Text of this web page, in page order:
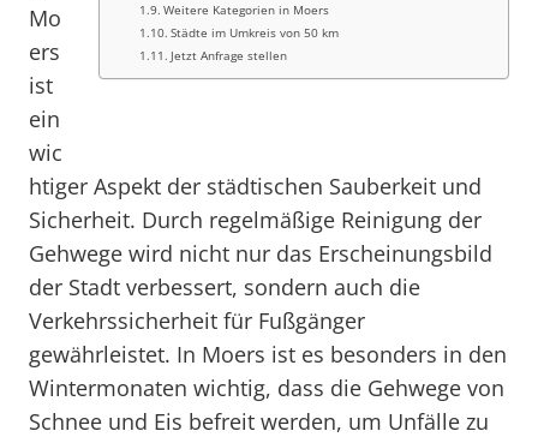
Weitere Kategorien in Moers
Städte im Umkreis von 50 km
Jetzt Anfrage stellen
Mo
ers
ist
ein
wic
htiger Aspekt der städtischen Sauberkeit und
Sicherheit. Durch regelmäßige Reinigung der
Gehwege wird nicht nur das Erscheinungsbild
der Stadt verbessert, sondern auch die
Verkehrssicherheit für Fußgänger
gewährleistet. In Moers ist es besonders in den
Wintermonaten wichtig, dass die Gehwege von
Schnee und Eis befreit werden, um Unfälle zu